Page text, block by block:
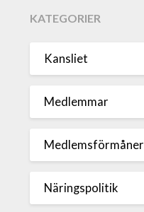
KATEGORIER
Kansliet
Medlemmar
Medlemsförmåner
Näringspolitik